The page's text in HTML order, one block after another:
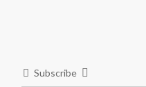
Subscribe